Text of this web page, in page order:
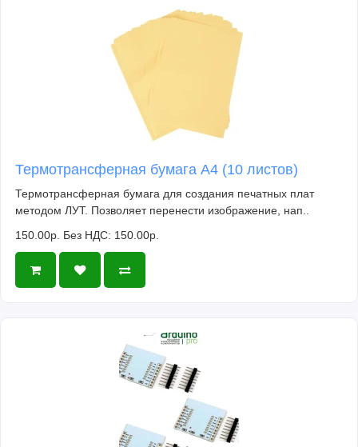
Термотрансферная бумага А4 (10 листов)
Термотрансферная бумага для создания печатных плат
методом ЛУТ. Позволяет перенести изображение, нап..
150.00р. Без НДС: 150.00р.